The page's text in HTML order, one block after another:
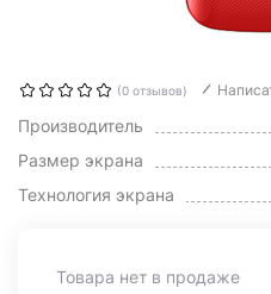
(0 отзывов)
Производитель
Размер экрана
Технология экрана
Товара нет в продаже